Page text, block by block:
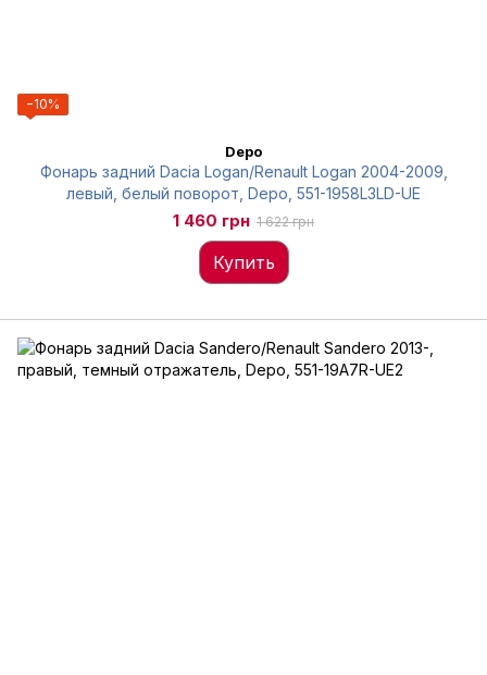
−10%
Depo
Фонарь задний Dacia Logan/Renault Logan 2004-2009,
левый, белый поворот, Depo, 551-1958L3LD-UE
1 460 грн 1 622 грн
Купить